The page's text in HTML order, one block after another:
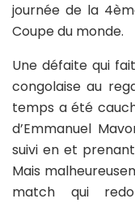
journée de la
Coupe du monde.
Une défaite qui
congolaise au
temps a été
d’Emmanuel
suivi en et
Mais
match qui